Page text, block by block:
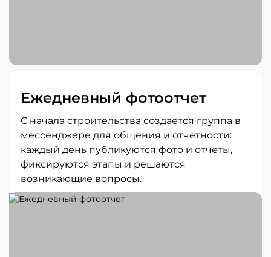
Ежедневный фотоотчет
С начала строительства создается группа в
мессенджере для общения и отчетности:
каждый день публикуются фото и отчеты,
фиксируются этапы и решаются
возникающие вопросы.